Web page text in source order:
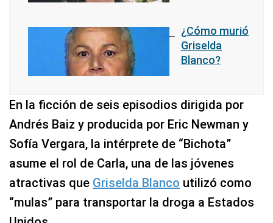
¿Cómo murió
Griselda
Blanco?
En la ficción de seis episodios dirigida por
Andrés Baiz y producida por Eric Newman y
Sofía Vergara, la intérprete de “Bichota”
asume el rol de Carla, una de las jóvenes
atractivas que Griselda Blanco utilizó como
“mulas” para transportar la droga a Estados